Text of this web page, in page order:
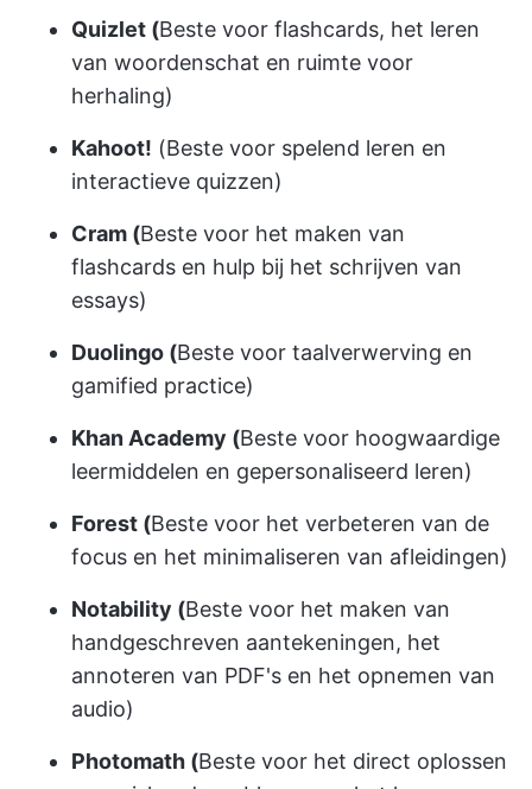
Quizlet (Beste voor flashcards, het leren
van woordenschat en ruimte voor
herhaling)
Kahoot! (Beste voor spelend leren en
interactieve quizzen)
Cram (Beste voor het maken van
flashcards en hulp bij het schrijven van
essays)
Duolingo (Beste voor taalverwerving en
gamified practice)
Khan Academy (Beste voor hoogwaardige
leermiddelen en gepersonaliseerd leren)
Forest (Beste voor het verbeteren van de
focus en het minimaliseren van afleidingen)
Notability (Beste voor het maken van
handgeschreven aantekeningen, het
annoteren van PDF's en het opnemen van
audio)
Photomath (Beste voor het direct oplossen